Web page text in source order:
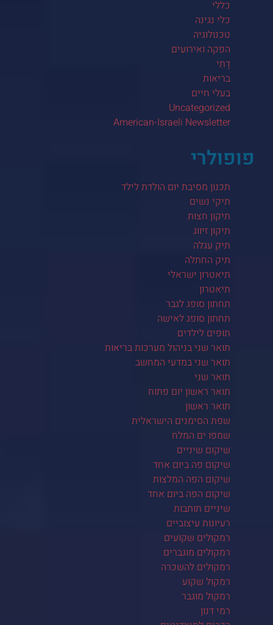
כללי
כלי נגינה
טכנולוגיה
הפקה ואירועים
דָתִי
בריאות
בעלי חיים
Uncategorized
American-Israeli Newsletter
פופולרי
תכנון מסיבת יום הולדת לילד
תיקי נשים
תיקון חצות
תיקון זיווג
תיק עגלה
תיק החתלה
תיאטרון ישראלי
תיאטרון
תחתון סופג לגבר
תחתון סופג לאישה
תופים לילדים
תואר שני בניהול מערכות בריאות
תואר שני במדעי המחשב
תואר שני
תואר ראשון יום פתוח
תואר ראשון
שפת הסימנים הישראלית
שמפו ים המלח
שיקום שיניים
שיקום פה ביום אחד
שיקום הפה המלצות
שיקום הפה ביום אחד
שיניים תותבות
רעיונות עיצוביים
רמקולים שקועים
רמקולים מוגברים
רמקולים להשכרה
רמקול שקוע
רמקול מוגבר
רמי דנון